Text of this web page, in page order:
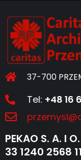
37-700
Tel: +48 16
PEKAO S. A. I
33 1240 2568